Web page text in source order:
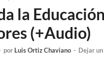
la
(+Audio)
por Luis Ortiz Chaviano - Dejar